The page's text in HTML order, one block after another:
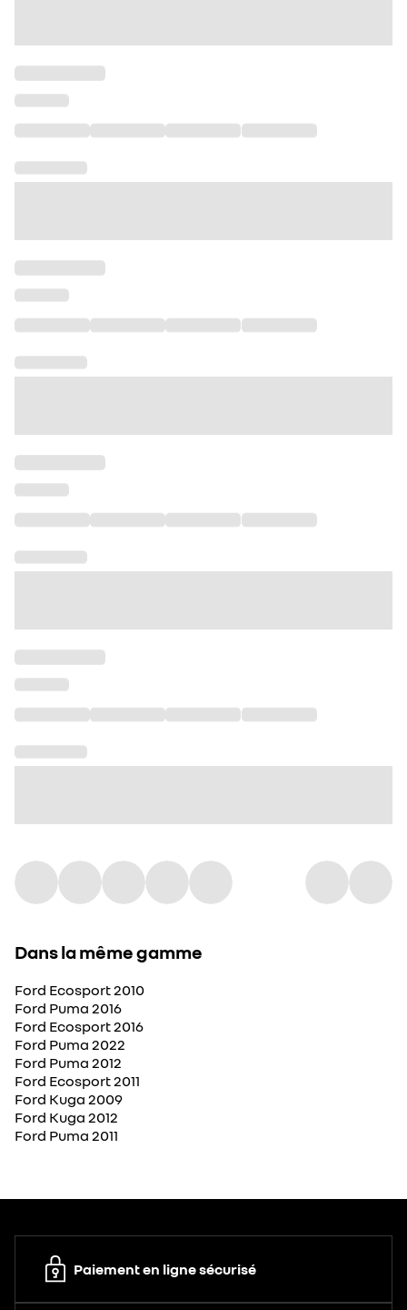
Dans la même gamme
Ford Ecosport 2010
Ford Puma 2016
Ford Ecosport 2016
Ford Puma 2022
Ford Puma 2012
Ford Ecosport 2011
Ford Kuga 2009
Ford Kuga 2012
Ford Puma 2011
Paiement en ligne sécurisé